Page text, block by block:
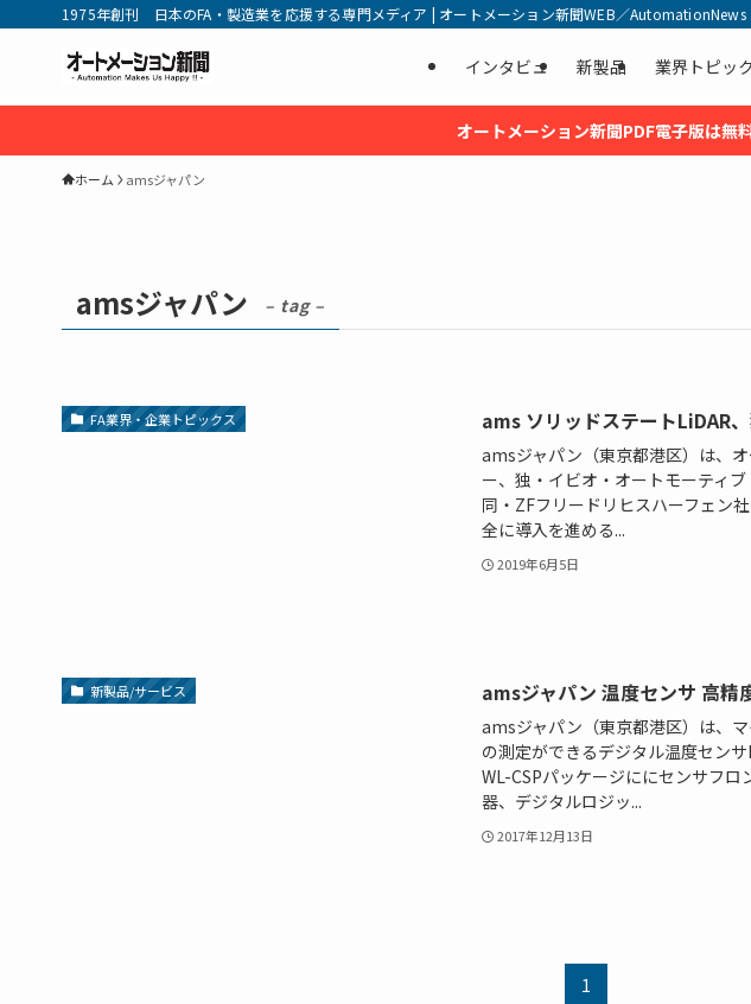
1975年創刊 日本のFA・製造業を応援する専門メディア | オートメーション新聞WEB／AutomationNews
インタビュ 新製品 業界トピッ
オートメーション新聞PDF電子版は無
ホーム amsジャパン
amsジャパン – tag –
FA業界・企業トピックス ams ソリッドステートLiDAR
amsジャパン（東京都港区）は、
ー、独・イビオ・オートモーティ
同・ZFフリードリヒスハーフェン
全に導入を進める...
2019年6月5日
新製品/サービス amsジャパン 温度センサ 高精
amsジャパン（東京都港区）は、
の測定ができるデジタル温度セン
WL-CSPパッケージににセンサフ
器、デジタルロジッ...
2017年12月13日
1